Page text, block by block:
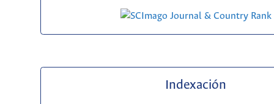
Indexación